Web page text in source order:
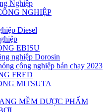
Nghiệp
NGHIỆP
Diesel
EBISU
nghiệp Dorosin
công nghiệp bán chạy 2023
FRED
MITSUTA
MỀM DƯỢC PHẨM